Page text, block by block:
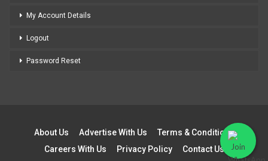
My Account Details
Logout
Password Reset
About Us Advertise With Us
Terms & Conditions
Careers With Us
Privacy Policy Contact Us